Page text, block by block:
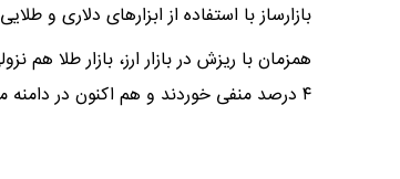
بازارساز با استفاده از ابزارهای دلاری و طلایی خود در
۴ درصد منفی خوردند و هم اکنون در دامنه منفی ۳ تا ۴ درصد در حال معامله هستند.